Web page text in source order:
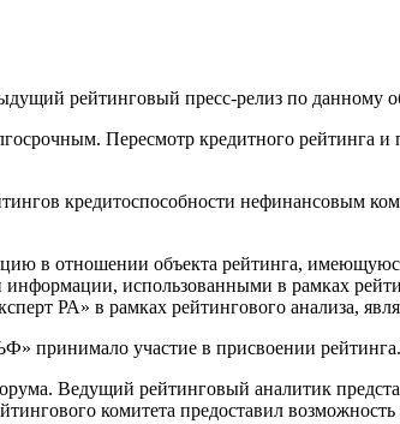
рейтинговый пресс-релиз по данному
Пересмотр кредитного рейтинга и
кредитоспособности нефинансовым
в отношении объекта рейтинга,
использованными в рамках
РА» в рамках рейтингового анализа,
принимало участие в присвоении рейтинга.
Ведущий рейтинговый аналитик
комитета предоставил